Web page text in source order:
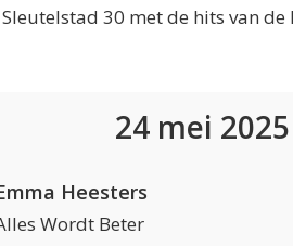
30 met de hits van de
24 mei 2025
Heesters
Wordt Beter